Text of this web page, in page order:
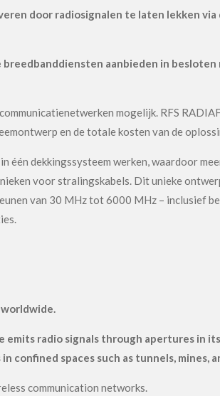
door radiosignalen te laten lekken
aanbieden in
mogelijk. RFS
en de totale kosten van de
één dekkingssysteem werken, waardoor
voor stralingskabels. Dit unieke
van 30 MHz tot 6000 MHz – inclusief
radio signals through apertures in
spaces such as tunnels, mines,
communication networks.